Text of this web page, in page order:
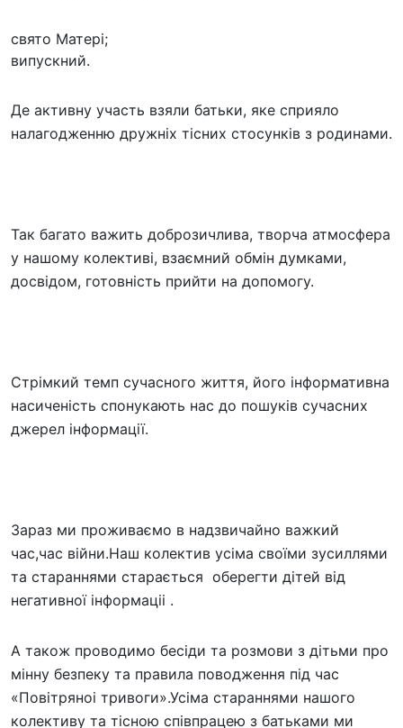
свято Матері;
випускний.
Де активну участь взяли батьки, яке сприяло
налагодженню дружніх тісних стосунків з родинами.
Так багато важить доброзичлива, творча атмосфера
у нашому колективі, взаємний обмін думками,
досвідом, готовність прийти на допомогу.
Стрімкий темп сучасного життя, його інформативна
насиченість спонукають нас до пошуків сучасних
джерел інформації.
Зараз ми проживаємо в надзвичайно важкий
час,час війни.Наш колектив усіма своїми зусиллями
та стараннями старається оберегти дітей від
негативної інформаціі .
А також проводимо бесіди та розмови з дітьми про
мінну безпеку та правила поводження під час
«Повітряноі тривоги».Усіма стараннями нашого
колективу та тісною співпрацею з батьками ми